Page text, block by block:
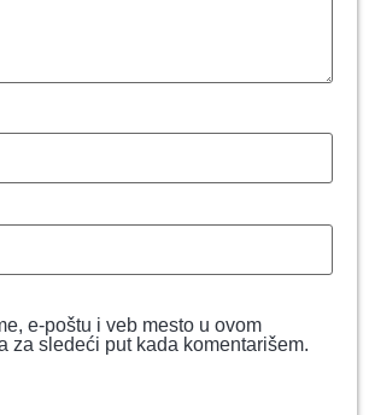
e-poštu i veb mesto u ovom
za sledeći put kada komentarišem.